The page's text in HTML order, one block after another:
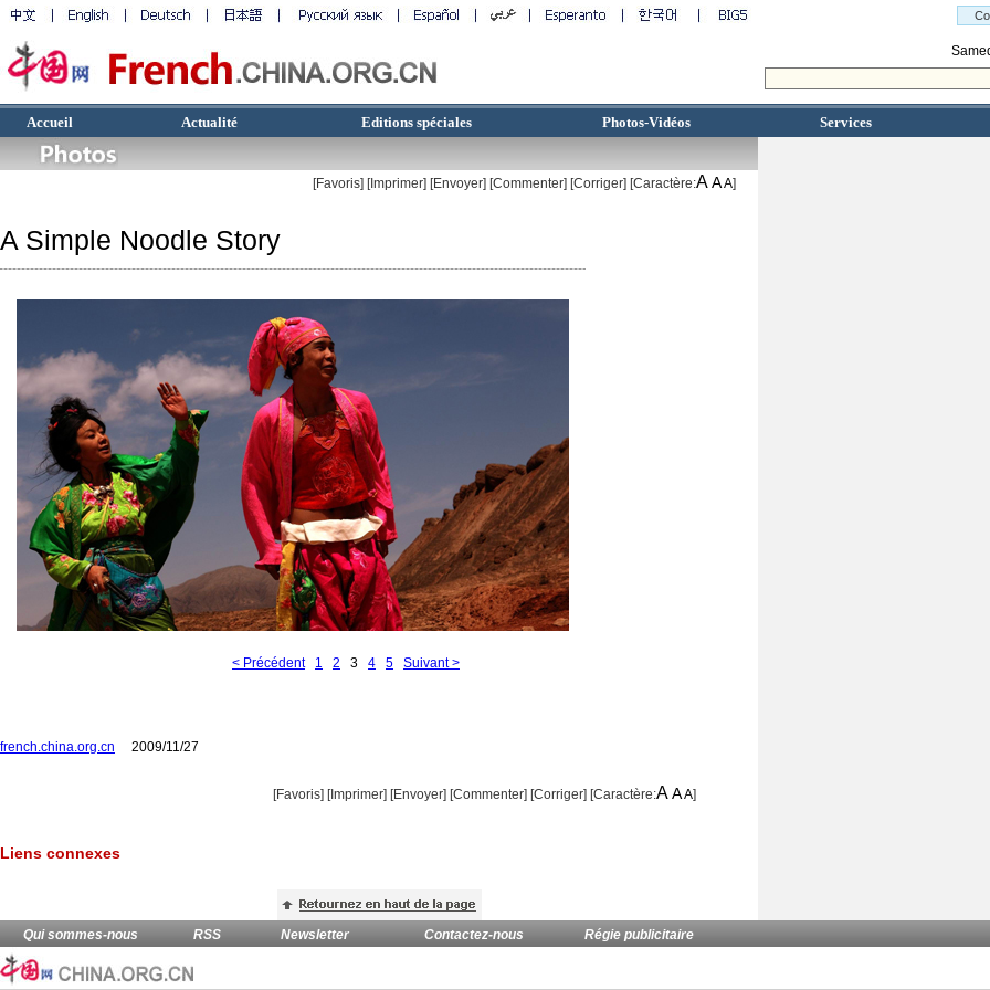
Accueil Actualité Editions spéciales Photos-Vidéos Services
[Favoris] [Imprimer] [Envoyer] [Commenter] [Corriger] [Caractère:AAA]
A Simple Noodle Story
< Précédent 1 2 3 4 5 Suivant >
french.china.org.cn 2009/11/27
[Favoris] [Imprimer] [Envoyer] [Commenter] [Corriger] [Caractère:AAA]
Liens connexes